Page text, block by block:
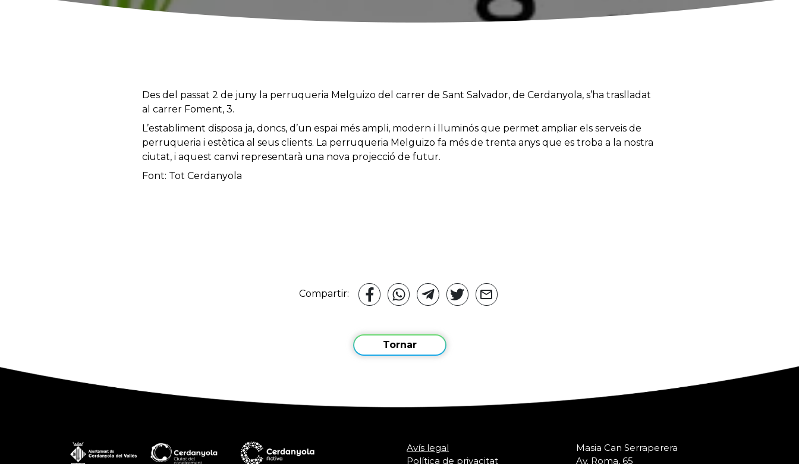
Des del passat 2 de juny la perruqueria Melguizo del carrer de Sant Salvador, de Cerdanyola, s’ha traslladat
al carrer Foment, 3.
L’establiment disposa ja, doncs, d’un espai més ampli, modern i lluminós que permet ampliar els serveis de
perruqueria i estètica al seus clients. La perruqueria Melguizo fa més de trenta anys que es troba a la nostra
ciutat, i aquest canvi representarà una nova projecció de futur.
Font: Tot Cerdanyola
Compartir:
Tornar
Avís legal
Política de privacitat
Masia Can Serraperera
Av. Roma, 65